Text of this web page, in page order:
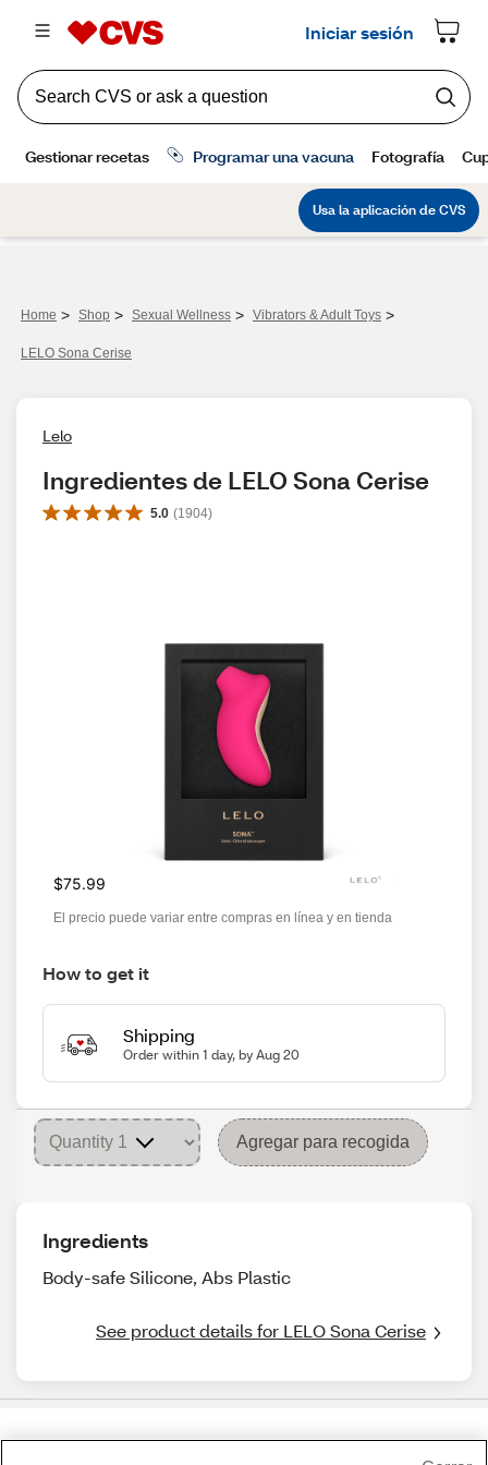
Home > Shop > Sexual Wellness > Vibrators & Adult Toys >
LELO Sona Cerise
Lelo
Ingredientes de LELO Sona Cerise
5.0 (1904)
$75.99
El precio puede variar entre compras en línea y en tienda
How to get it
Shipping
Order within 1 day, by Aug 20
Agregar para recogida
Ingredients
Body-safe Silicone, Abs Plastic
See product details for LELO Sona Cerise